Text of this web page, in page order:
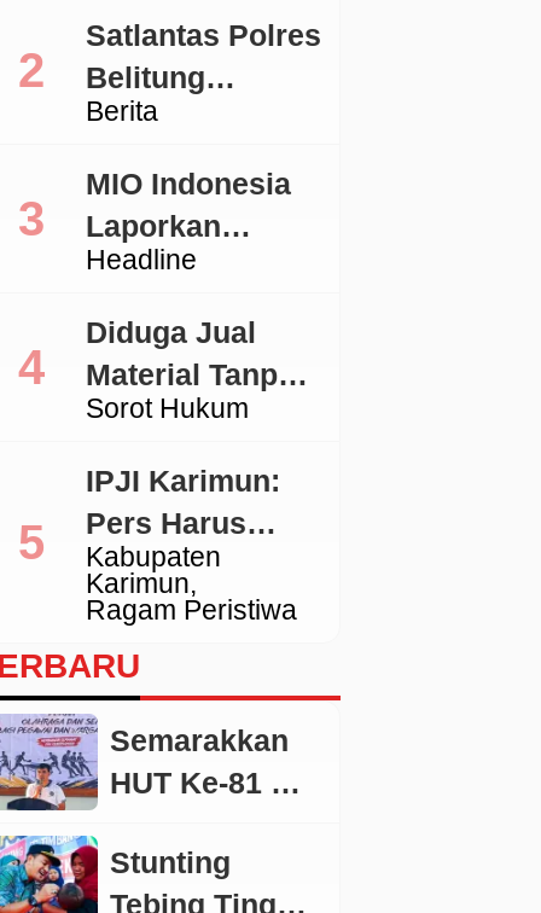
Pasir Timah
Ilegal Di
Belitung
Berita
Satlantas Polres
Belitung
Tertibkan
dengan TNKB
Tidak Sesuai
Headline
MIO Indonesia
Laporkan
Pengacara
Polda Metro
Jaya
Sorot Hukum
Diduga Jual
Material Tanpa
Izin, Aktivitas
Lingga Jadi
Sorotan
Kabupaten
Karimun
Ragam Peristiwa
IPJI Karimun:
Pers Harus
Dilindungi,
Wartawan yang
Melanggar Etika
Juga Wajib
Dikoreksi
Semarakkan
HUT Ke-81 RI,
Gelar Porseni
Stunting
Tebing Tinggi